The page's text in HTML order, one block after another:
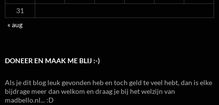
31
« aug
DONEER EN MAAK ME BLIJ :-)
Als je dit blog leuk gevonden heb en toch geld te veel hebt, dan is elke
bijdrage meer dan welkom en draag je bij het welzijn van
madbello.nl... :D